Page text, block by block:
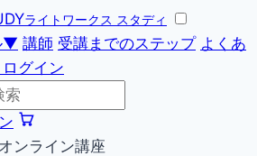
ライトワークス スタディ
▼ 講師 受講までのステップ よくあ
グイン
ンライン講座